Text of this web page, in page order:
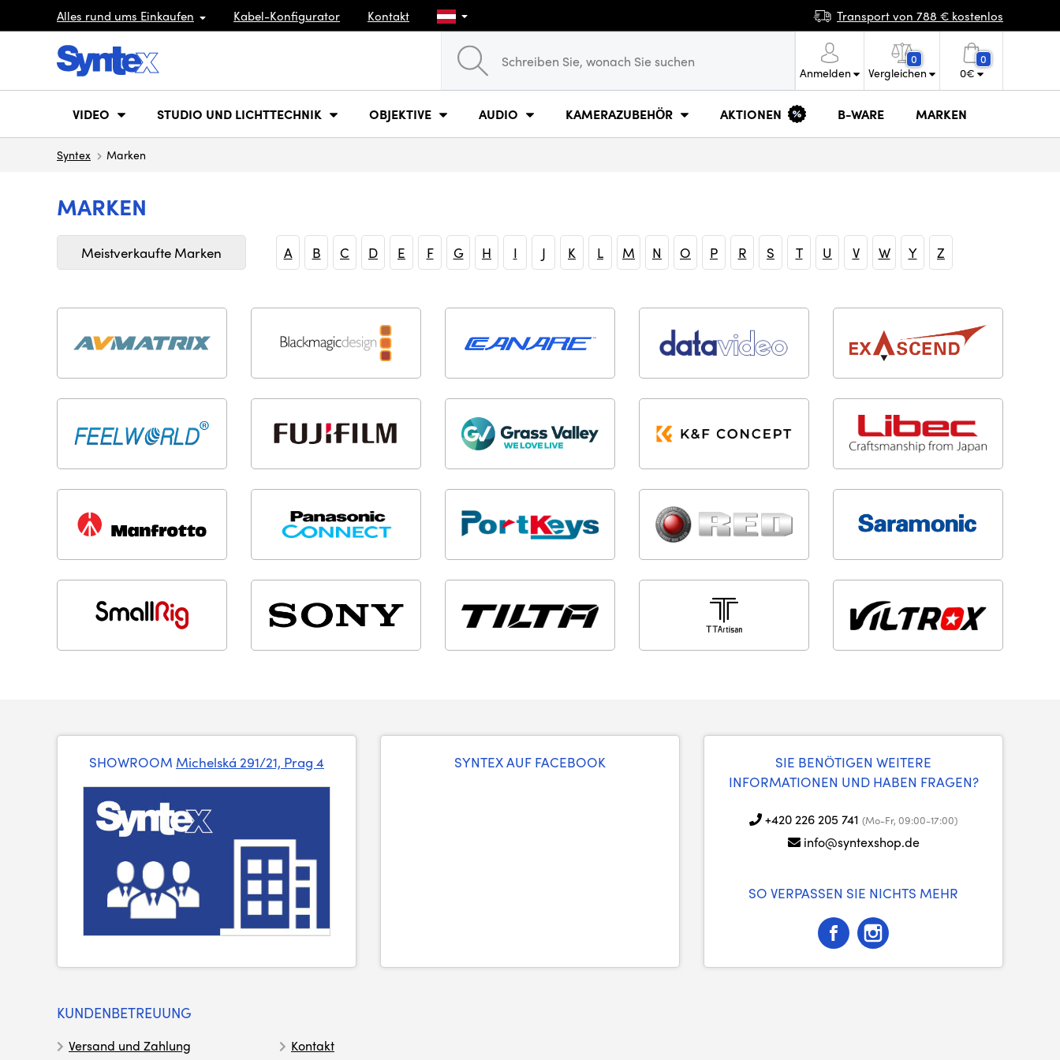
Alles rund ums Einkaufen Kabel-Konfigurator Kontakt Transport von 788 € kostenlos
Anmelden
0
Vergleichen
0
0€
VIDEO STUDIO UND LICHTTECHNIK OBJEKTIVE AUDIO KAMERAZUBEHÖR AKTIONEN B-WARE MARKEN
Syntex Marken
MARKEN
Meistverkaufte Marken A B C D E F G H I J K L M N O P R S T U V W Y Z
SHOWROOM Michelská 291/21, Prag 4 SYNTEX AUF FACEBOOK
SIE BENÖTIGEN WEITERE
INFORMATIONEN UND HABEN FRAGEN?
+420 226 205 741 (Mo-Fr, 09:00-17:00)
info@syntexshop.de
SO VERPASSEN SIE NICHTS MEHR
KUNDENBETREUUNG
Versand und Zahlung Kontakt